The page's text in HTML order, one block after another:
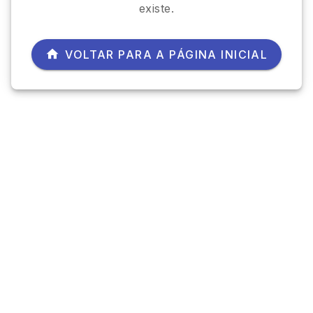
existe.
VOLTAR PARA A PÁGINA INICIAL